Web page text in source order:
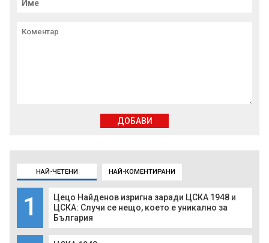
НАЙ-ЧЕТЕНИ НАЙ-КОМЕНТИРАНИ
1
Цецо Найденов изригна заради ЦСКА 1948 и
ЦСКА: Случи се нещо, което е уникално за
България
ДОБАВИ